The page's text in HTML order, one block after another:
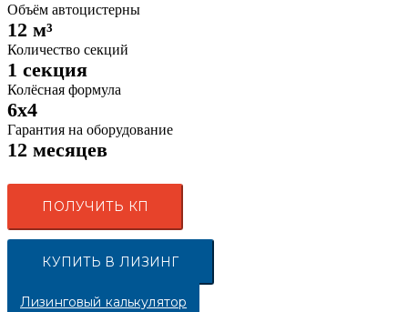
Объём автоцистерны
12 м³
Количество секций
1 секция
Колёсная формула
6x4
Гарантия на оборудование
12 месяцев
ПОЛУЧИТЬ КП
КУПИТЬ В ЛИЗИНГ
Лизинговый калькулятор